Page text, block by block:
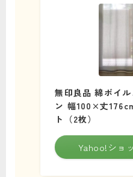
無印良品 綿ボイ
ン 幅100×丈
ト（2枚）
Yahoo!ショ